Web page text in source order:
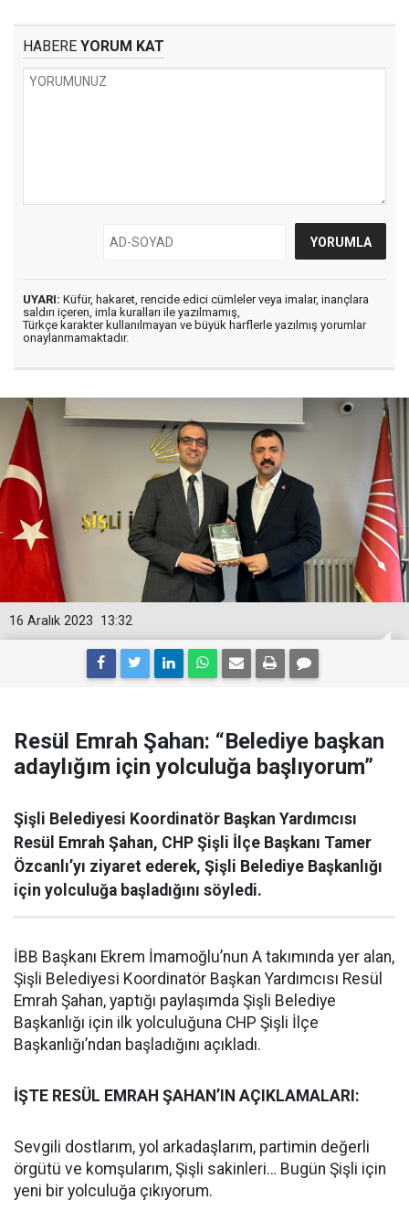
HABERE YORUM KAT
UYARI: Küfür, hakaret, rencide edici cümleler veya imalar, inançlara
saldırı içeren, imla kuralları ile yazılmamış,
Türkçe karakter kullanılmayan ve büyük harflerle yazılmış yorumlar
onaylanmamaktadır.
13:32
16 Aralık 2023
Resül Emrah Şahan: “Belediye başkan
adaylığım için yolculuğa başlıyorum”
Şişli Belediyesi Koordinatör Başkan Yardımcısı
Resül Emrah Şahan, CHP Şişli İlçe Başkanı Tamer
Özcanlı’yı ziyaret ederek, Şişli Belediye Başkanlığı
için yolculuğa başladığını söyledi.
İBB Başkanı Ekrem İmamoğlu’nun A takımında yer alan,
Şişli Belediyesi Koordinatör Başkan Yardımcısı Resül
Emrah Şahan, yaptığı paylaşımda Şişli Belediye
Başkanlığı için ilk yolculuğuna CHP Şişli İlçe
Başkanlığı’ndan başladığını açıkladı.
İŞTE RESÜL EMRAH ŞAHAN’IN AÇIKLAMALARI:
Sevgili dostlarım, yol arkadaşlarım, partimin değerli
örgütü ve komşularım, Şişli sakinleri… Bugün Şişli için
yeni bir yolculuğa çıkıyorum.